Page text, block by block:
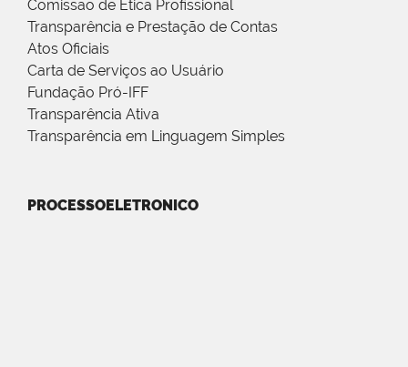
Comissão de Ética Profissional
Transparência e Prestação de Contas
Atos Oficiais
Carta de Serviços ao Usuário
Fundação Pró-IFF
Transparência Ativa
Transparência em Linguagem Simples
PROCESSOELETRONICO